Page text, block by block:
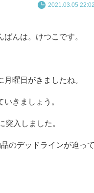
2021.03.05 22:02
ばんは。けつこです。
月曜日がきましたね。
きましょう。
突入しました。
のデッドラインが迫っ